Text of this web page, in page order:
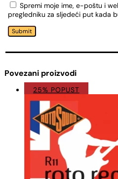
Spremi moje ime, e-poštu i
pregledniku za sljedeći put kada
Submit
Povezani proizvodi
25% POPUST